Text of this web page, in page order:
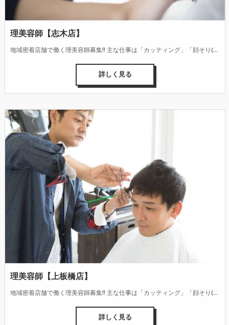
理美容師【志木店】
地域密着店舗で働く理美容師募集!! 主な仕事は「カッティング」「顔そり(シェービング)」「シャンプー」「整髪(スタイリング)」です。 お客様の性別・年代・ニーズの多様化に合わせて、デザイン性の高い髪型を仕上げる技術とセンス、接客・カウンセリング能力が身に付きます。また、頭皮・毛髪・肌の健康管理へのアドバイスなども行っています。
詳しく見る
理美容師【上板橋店】
地域密着店舗で働く理美容師募集!! 主な仕事は「カッティング」「顔そり(シェービング)」「シャンプー」「整髪(スタイリング)」です。 お客様の性別・年代・ニーズの多様化に合わせて、デザイン性の高い髪型を仕上げる技術とセンス、接客・カウンセリング能力が身に付きます。また、頭皮・毛髪・肌の健康管理へのアドバイスなども行っています。
詳しく見る